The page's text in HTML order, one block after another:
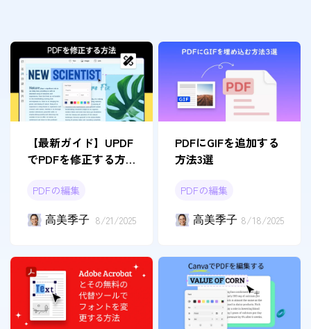
【最新ガイド】UPDF
でPDFを修正する方
PDFの編集
高美季子 8/21/2025
PDFにGIFを追加する
方法3選
PDFの編集
高美季子 8/18/2025